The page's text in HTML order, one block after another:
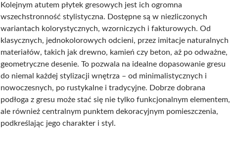
Kolejnym atutem płytek gresowych jest ich ogromna
wszechstronność stylistyczna. Dostępne są w niezliczonych
wariantach kolorystycznych, wzorniczych i fakturowych. Od
klasycznych, jednokolorowych odcieni, przez imitacje naturalnych
materiałów, takich jak drewno, kamień czy beton, aż po odważne,
geometryczne desenie. To pozwala na idealne dopasowanie gresu
do niemal każdej stylizacji wnętrza – od minimalistycznych i
nowoczesnych, po rustykalne i tradycyjne. Dobrze dobrana
podłoga z gresu może stać się nie tylko funkcjonalnym elementem,
ale również centralnym punktem dekoracyjnym pomieszczenia,
podkreślając jego charakter i styl.